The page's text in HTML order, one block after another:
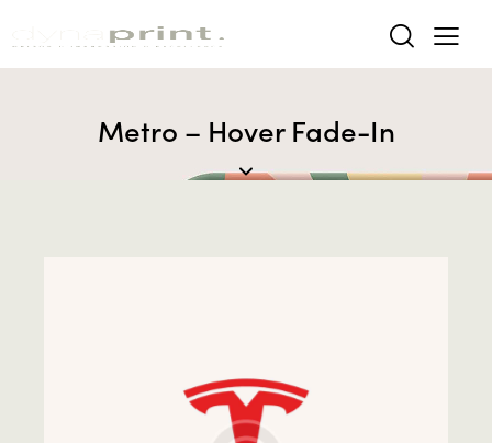
Metro – Hover Fade-In